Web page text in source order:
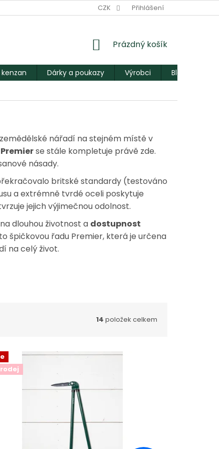
PODMÍNKY PODMÍNKY OCHRANY OSOBNÍCH ÚDAJŮ
CZK Přihlášení
NÁKUPNÍ
Prázdný košík
Dárky a poukazy Výrobci
Blog
nářadí na stejném místě v
Premierse stále kompletuje právě zde.
násady.
britské standardy (testováno
a extrémně tvrdé oceli poskytuje
jejich výjimečnou odolnost.
dlouhou životnost a dostupnost
špičkovou řadu Premier, která je určena
na celý život.
14 položek celkem